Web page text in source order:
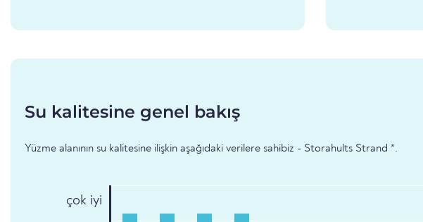
Su kalitesine genel bakış
Yüzme alanının su kalitesine ilişkin aşağıdaki verilere sahibiz - Storahults Strand *.
çok iyi